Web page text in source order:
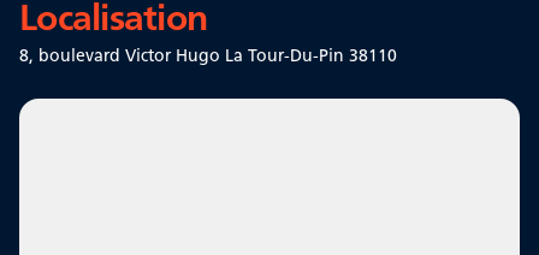
Localisation
8, boulevard Victor Hugo La Tour-Du-Pin 38110